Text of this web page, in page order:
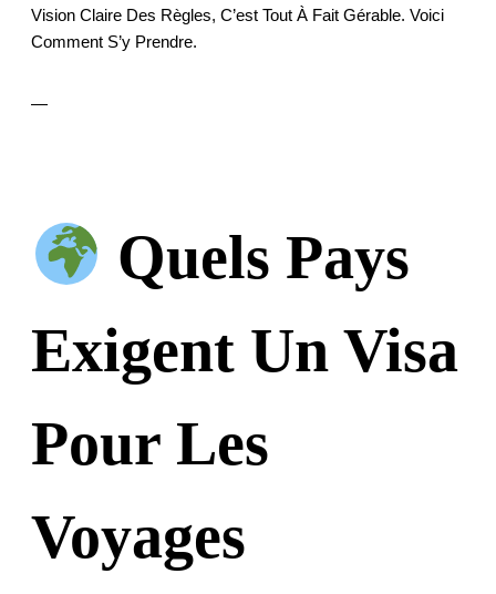
Vision Claire Des Règles, C’est Tout À Fait Gérable. Voici
Comment S’y Prendre.
—
Quels Pays
Exigent Un Visa
Pour Les
Voyages